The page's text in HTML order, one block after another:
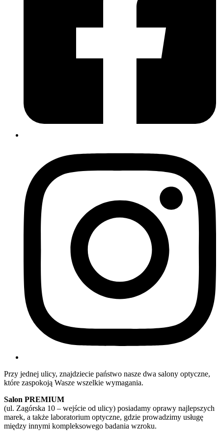
Przy jednej ulicy, znajdziecie państwo nasze dwa salony optyczne,
które zaspokoją Wasze wszelkie wymagania.
Salon PREMIUM
(ul. Zagórska 10 – wejście od ulicy) posiadamy oprawy najlepszych
marek, a także laboratorium optyczne, gdzie prowadzimy usługę
między innymi kompleksowego badania wzroku.